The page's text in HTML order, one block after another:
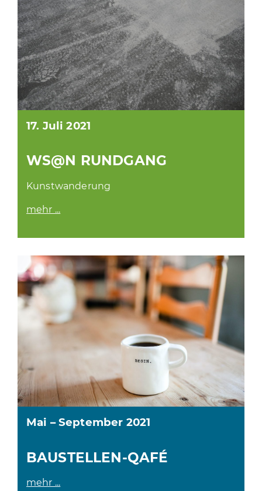
17. Juli 2021
WS@N RUNDGANG
Kunstwanderung
mehr ...
Mai – September 2021
BAUSTELLEN-QAFÉ
mehr ...